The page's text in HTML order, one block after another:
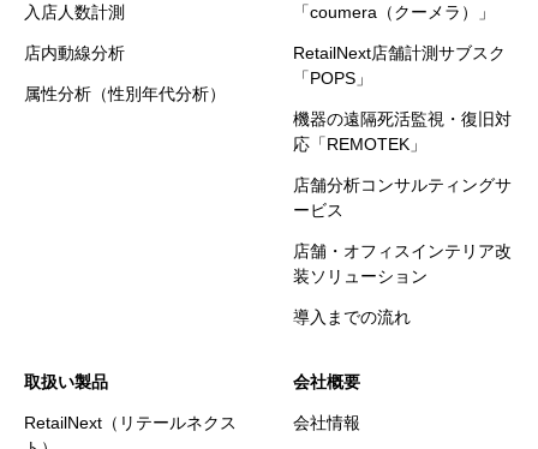
入店人数計測
店内動線分析
属性分析（性別年代分析）
「coumera（クーメラ）」
RetailNext店舗計測サブスク
「POPS」
機器の遠隔死活監視・復旧対
応「REMOTEK」
店舗分析コンサルティングサ
ービス
店舗・オフィスインテリア改
装ソリューション
導入までの流れ
取扱い製品
RetailNext（リテールネクス
会社概要
会社情報